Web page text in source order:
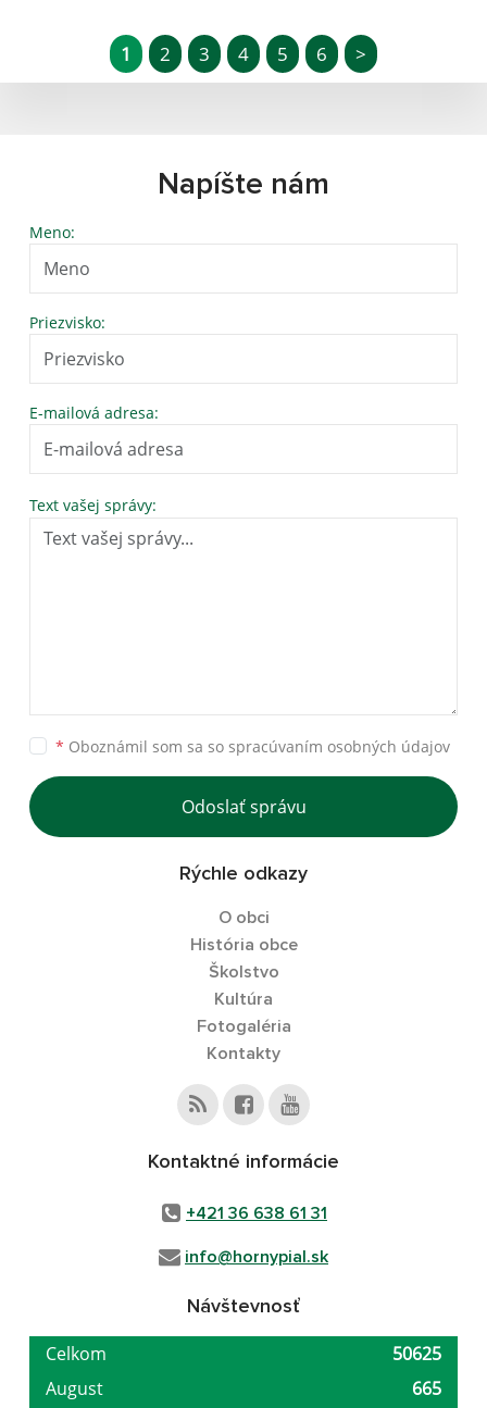
1 2 3 4 5 6 >
Napíšte nám
Meno:
Priezvisko:
E-mailová adresa:
Text vašej správy:
* Oboznámil som sa so spracúvaním osobných údajov
Odoslať správu
Rýchle odkazy
O obci
História obce
Školstvo
Kultúra
Fotogaléria
Kontakty
Kontaktné informácie
+421 36 638 61 31
info@hornypial.sk
Návštevnosť